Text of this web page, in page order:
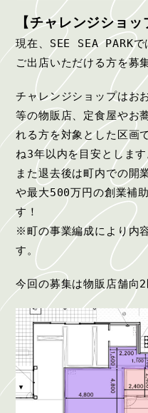
【チャレンジショッ
現在、SEE SEA PARK
ご出店いただける方を募
チャレンジショップはお
等の物販店、定食屋やお
れる方を対象とした区画
ね3年以内を目安としま
また退去後は町内での開
や最大500万円の創業補
す！
※町の事業編成により内
す。
今回の募集は物販店舗